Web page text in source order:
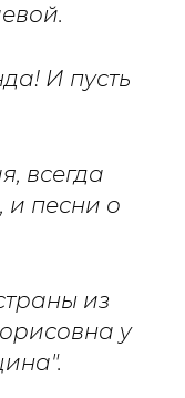
И пусть
всегда
и песни о
из
у